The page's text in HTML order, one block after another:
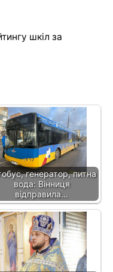
генератор, питна
вода: Вінниця
відправила…